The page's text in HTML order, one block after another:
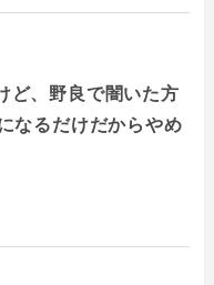
ど、野良で闇いた方
なるだけだからやめ